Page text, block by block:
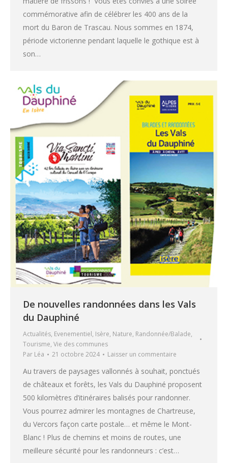
commémorative afin de célébrer les 400 ans de la
mort du Baron de Trascau. Nous sommes en 1874,
période victorienne pendant laquelle le gothique est à
son…
De nouvelles randonnées dans les Vals
du Dauphiné
Actualités, Evenementiel, Isère, Nature, Randonnée/Balade,
Tourisme, Vie des communes
Par Léa 21 octobre 2024 Laisser un commentaire
Au travers de paysages vallonnés à souhait, ponctués
de châteaux et forêts, les Vals du Dauphiné proposent
500 kilomètres d’itinéraires balisés pour randonner.
Vous pourrez admirer les montagnes de Chartreuse,
du Vercors façon carte postale… et même le Mont-
Blanc ! Plus de chemins et moins de routes, une
meilleure sécurité pour les randonneurs : c’est…